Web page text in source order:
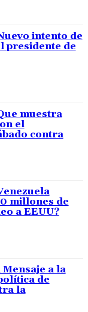
intento de
presidente de
muestra
el
contra
millones de
a EEUU?
a la
de
la